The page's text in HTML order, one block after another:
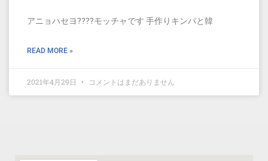
アニョハセヨ????モッチャです 手作りキンパと韓
READ MORE »
2021年4月29日 コメントはまだありません